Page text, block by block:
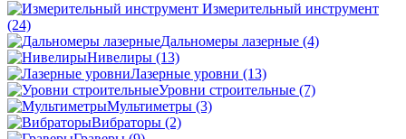
Измерительный инструмент
(24)
Дальномеры лазерные (4)
Нивелиры (13)
Лазерные уровни (13)
Уровни строительные (7)
Мультиметры (3)
Вибраторы (2)